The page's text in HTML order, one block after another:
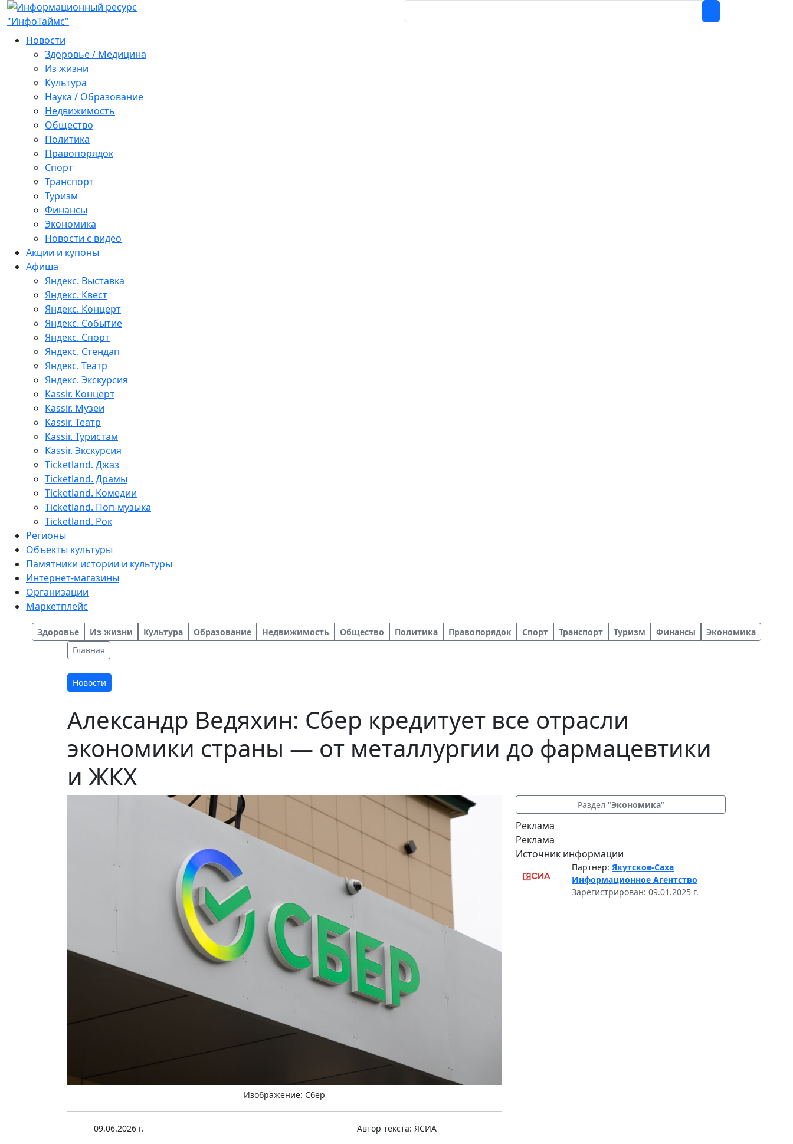
Новости
Здоровье / Медицина
Из жизни
Культура
Наука / Образование
Недвижимость
Общество
Политика
Правопорядок
Спорт
Транспорт
Туризм
Финансы
Экономика
Новости с видео
Акции и купоны
Афиша
Яндекс. Выставка
Яндекс. Квест
Яндекс. Концерт
Яндекс. Событие
Яндекс. Спорт
Яндекс. Стендап
Яндекс. Театр
Яндекс. Экскурсия
Kassir. Концерт
Kassir. Музеи
Kassir. Театр
Kassir. Туристам
Kassir. Экскурсия
Ticketland. Джаз
Ticketland. Драмы
Ticketland. Комедии
Ticketland. Поп-музыка
Ticketland. Рок
Регионы
Объекты культуры
Памятники истории и культуры
Интернет-магазины
Организации
Маркетплейс
Здоровье Из жизни Культура Образование Недвижимость Общество Политика Правопорядок Спорт Транспорт Туризм Финансы
Экономика
Главная
Новости
Александр Ведяхин: Сбер кредитует все отрасли
экономики страны — от металлургии до фармацевтики
и ЖКХ
Изображение: Сбер
09.06.2026 г. Автор текста: ЯСИА
Раздел "Экономика"
Реклама
Реклама
Источник информации
Партнёр: Якутское-Саха
Информационное Агентство
Зарегистрирован: 09.01.2025 г.